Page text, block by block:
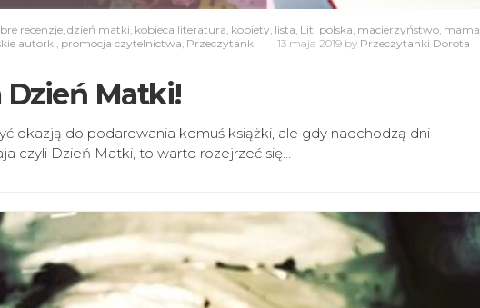
recenzje, dzień matki, kobieca literatura, kobiety, lista, Lit. polska, macierzyństwo, mama
autorki, promocja czytelnictwa, Przeczytanki 13 maja 2019 by Przeczytanki Dorota
Dzień Matki!
okazją do podarowania komuś książki, ale gdy nadchodzą dni
czyli Dzień Matki, to warto rozejrzeć się…